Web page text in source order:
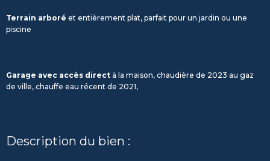
Terrain arboré et entièrement plat, parfait pour un jardin ou une
piscine
Garage avec accès direct à la maison, chaudière de 2023 au gaz
de ville, chauffe eau récent de 2021,
Description du bien :